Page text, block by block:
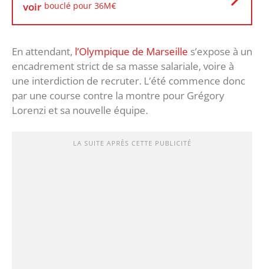
voir bouclé pour 36M€
En attendant, l’Olympique de Marseille s’expose à un
encadrement strict de sa masse salariale, voire à
une interdiction de recruter. L’été commence donc
par une course contre la montre pour Grégory
Lorenzi et sa nouvelle équipe.
LA SUITE APRÈS CETTE PUBLICITÉ